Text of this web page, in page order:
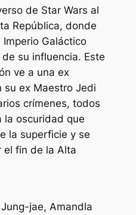
de Star Wars al
República, donde
Galáctico
su influencia. Este
ve a una ex
su ex Maestro Jedi
crímenes, todos
la oscuridad que
la superficie y se
el fin de la Alta
jae, Amandla